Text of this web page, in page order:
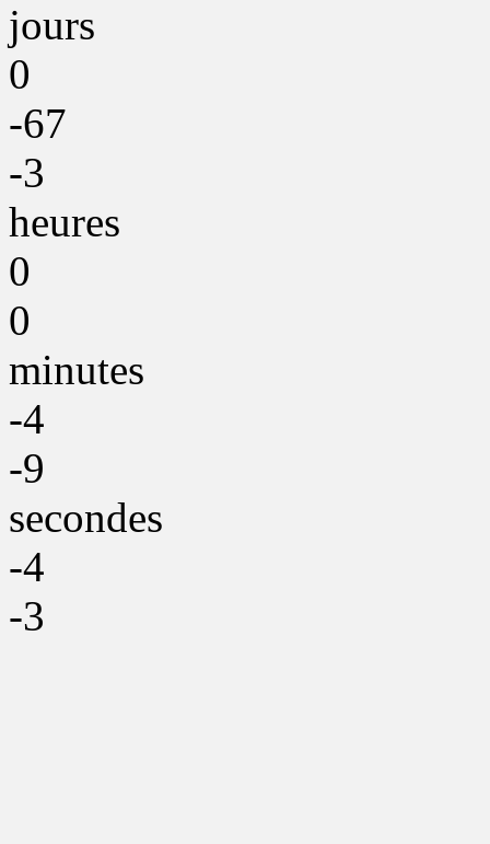
jours
0
-67
-3
heures
0
0
minutes
-4
-9
secondes
-4
-3